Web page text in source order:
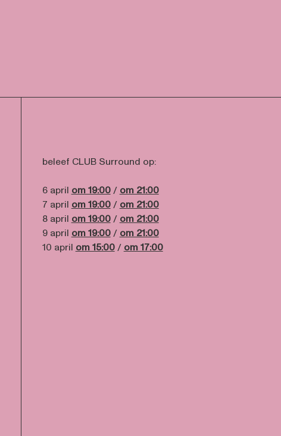
beleef CLUB Surround op:
6 april om 19:00/ om 21:00
7 april om 19:00/ om 21:00
8 april om 19:00/ om 21:00
9 april om 19:00/ om 21:00
10 april om 15:00/ om 17:00